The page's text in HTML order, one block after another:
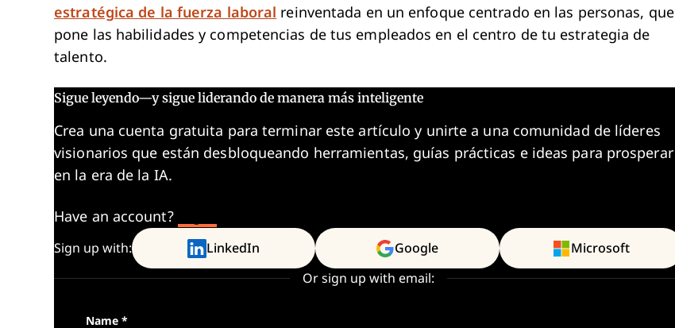
estratégica de la fuerza laboral reinventada en un enfoque centrado en las personas, que
pone las habilidades y competencias de tus empleados en el centro de tu estrategia de
talento.
Sigue leyendo—y sigue liderando de manera más inteligente
Crea una cuenta gratuita para terminar este artículo y unirte a una comunidad de líderes
visionarios que están desbloqueando herramientas, guías prácticas e ideas para prosperar
en la era de la IA.
Have an account?
Sign up with: LinkedIn Google Microsoft
Or sign up with email:
Name *